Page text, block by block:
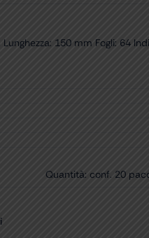
150 mm Fogli: 64
Quantità: conf. 20